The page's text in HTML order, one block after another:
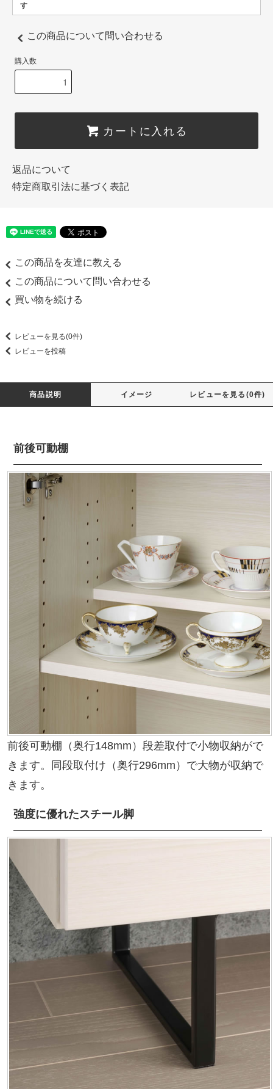
す
この商品について問い合わせる
購入数
カートに入れる
返品について
特定商取引法に基づく表記
この商品を友達に教える
この商品について問い合わせる
買い物を続ける
レビューを見る(0件)
レビューを投稿
商品説明 イメージ レビューを見る(0件)
前後可動棚
前後可動棚（奥行148mm）段差取付で小物収納がで
きます。同段取付け（奥行296mm）で大物が収納で
きます。
強度に優れたスチール脚